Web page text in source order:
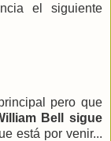
el siguiente
pero que
Bell sigue
está por venir...